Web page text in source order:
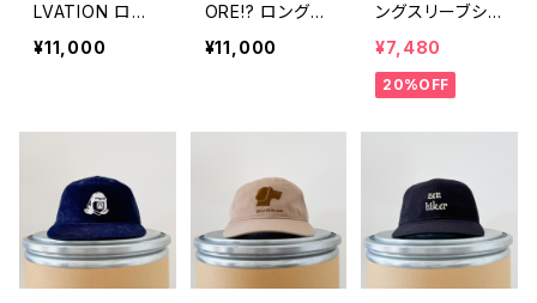
LVATION ロン
グスリーブシャツ
¥11,000
ORE!? ロングス
リーブシャツ
¥11,000
ングスリーブシャ
ツ
¥7,480
20%OFF